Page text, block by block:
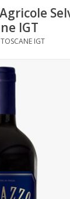
IGT
IGT